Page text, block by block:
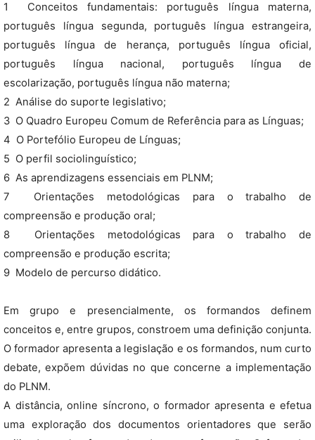
1  Conceitos fundamentais: português língua materna,
português língua segunda, português língua estrangeira,
português língua de herança, português língua oficial,
português língua nacional, português língua de
escolarização, português língua não materna;
2  Análise do suporte legislativo;
3  O Quadro Europeu Comum de Referência para as Línguas;
4  O Portefólio Europeu de Línguas;
5  O perfil sociolinguístico;
6  As aprendizagens essenciais em PLNM;
7  Orientações metodológicas para o trabalho de
compreensão e produção oral;
8  Orientações metodológicas para o trabalho de
compreensão e produção escrita;
9  Modelo de percurso didático.
Em grupo e presencialmente, os formandos definem
conceitos e, entre grupos, constroem uma definição conjunta.
O formador apresenta a legislação e os formandos, num curto
debate, expõem dúvidas no que concerne a implementação
do PLNM.
A distância, online síncrono, o formador apresenta e efetua
uma exploração dos documentos orientadores que serão